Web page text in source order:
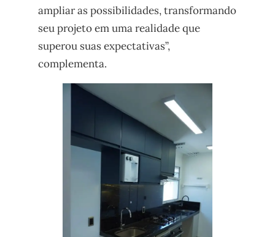
ampliar as possibilidades, transformando
seu projeto em uma realidade que
superou suas expectativas”,
complementa.